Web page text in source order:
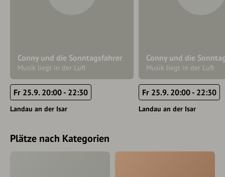
Conny und die Sonntagsfahrer
Musik liegt in der Luft
Fr 25.9. 20:00 - 22:30
Landau an der Isar
Conny und die
Musik liegt in der Luft
Fr 25.9. 20:00 - 22:30
Landau an der Isar
Plätze nach Kategorien